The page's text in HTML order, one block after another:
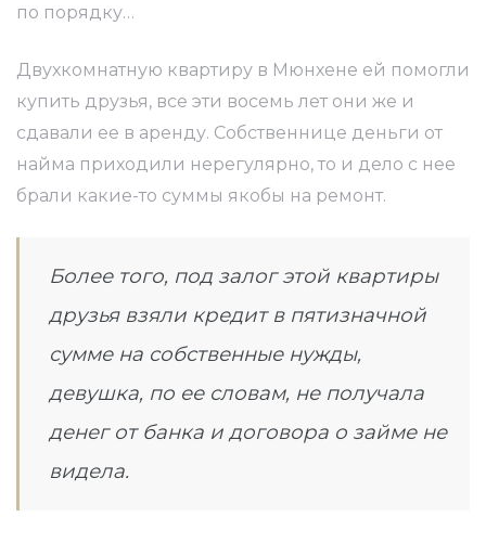
по порядку…
Двухкомнатную квартиру в Мюнхене ей помогли
купить друзья, все эти восемь лет они же и
сдавали ее в аренду. Собственнице деньги от
найма приходили нерегулярно, то и дело с нее
брали какие-то суммы якобы на ремонт.
Более того, под залог этой квартиры
друзья взяли кредит в пятизначной
сумме на собственные нужды,
девушка, по ее словам, не получала
денег от банка и договора о займе не
видела.
то?